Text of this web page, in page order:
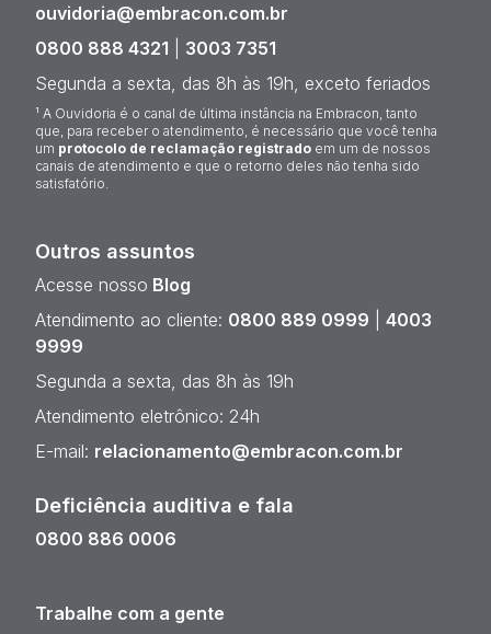
ouvidoria@embracon.com.br
0800 888 4321
3003 7351
Segunda a sexta, das 8h às 19h, exceto feriados
¹ A Ouvidoria é o canal de última instância na Embracon, tanto
que, para receber o atendimento, é necessário que você tenha
um protocolo de reclamação registrado em um de nossos
canais de atendimento e que o retorno deles não tenha sido
satisfatório.
Outros assuntos
Acesse nosso Blog
Atendimento ao cliente: 0800 889 0999
4003
9999
Segunda a sexta, das 8h às 19h
Atendimento eletrônico: 24h
E-mail: relacionamento@embracon.com.br
Deficiência auditiva e fala
0800 886 0006
Trabalhe com a gente